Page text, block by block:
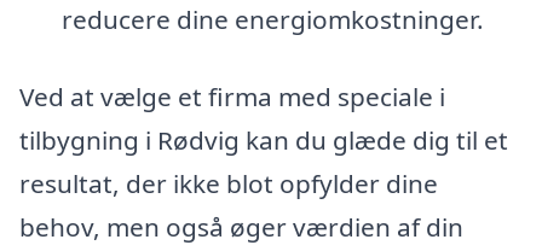
reducere dine energiomkostninger.
Ved at vælge et firma med speciale i
tilbygning i Rødvig kan du glæde dig til et
resultat, der ikke blot opfylder dine
behov, men også øger værdien af din